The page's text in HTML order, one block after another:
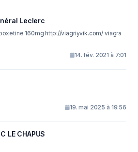
Leclerc
160mg http://viagriyvik.com/ viagra
14. fév. 2021 à 7:01
19. mai 2025 à 19:56
LE CHAPUS